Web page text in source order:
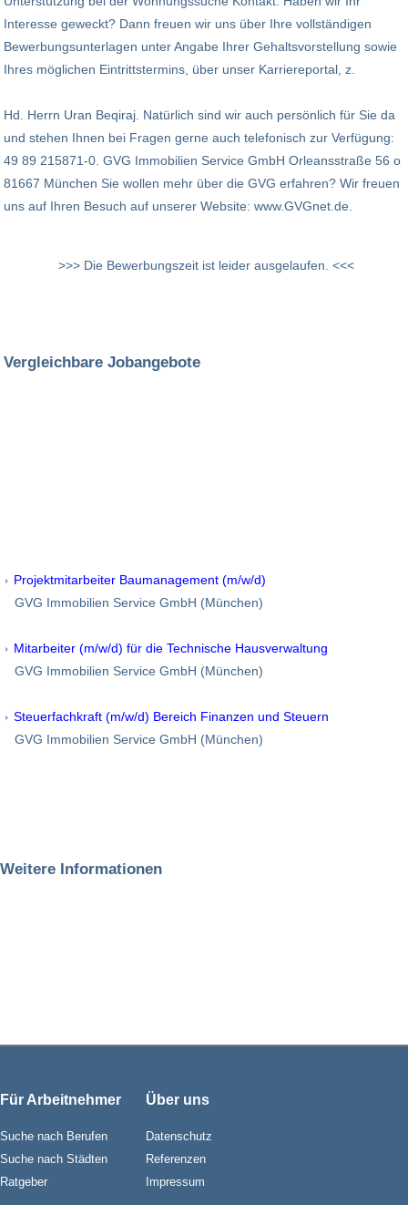
Interesse geweckt? Dann freuen wir uns über Ihre vollständigen
Bewerbungsunterlagen unter Angabe Ihrer Gehaltsvorstellung sowie
Ihres möglichen Eintrittstermins, über unser Karriereportal, z.
Hd. Herrn Uran Beqiraj. Natürlich sind wir auch persönlich für Sie da
und stehen Ihnen bei Fragen gerne auch telefonisch zur Verfügung:
49 89 215871-0. GVG Immobilien Service GmbH Orleansstraße 56 o
81667 München Sie wollen mehr über die GVG erfahren? Wir freuen
uns auf Ihren Besuch auf unserer Website: www.GVGnet.de.
>>> Die Bewerbungszeit ist leider ausgelaufen. <<<
Vergleichbare Jobangebote
Projektmitarbeiter Baumanagement (m/w/d)
GVG Immobilien Service GmbH (München)
Mitarbeiter (m/w/d) für die Technische Hausverwaltung
GVG Immobilien Service GmbH (München)
Steuerfachkraft (m/w/d) Bereich Finanzen und Steuern
GVG Immobilien Service GmbH (München)
Weitere Informationen
Für Arbeitnehmer
Suche nach Berufen
Suche nach Städten
Ratgeber
Über uns
Datenschutz
Referenzen
Impressum